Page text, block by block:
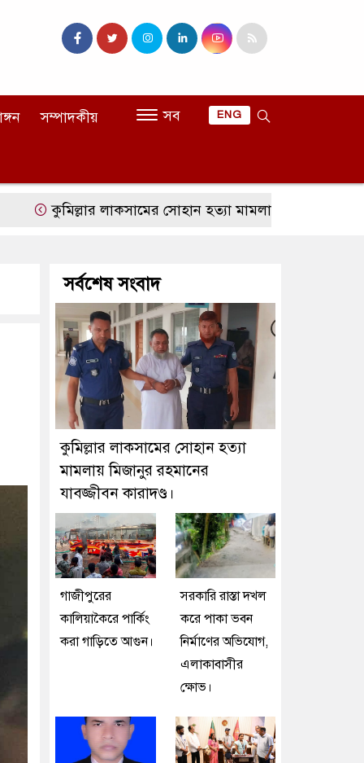
সম্পাদকীয় সব ENG
কুমিল্লার লাকসামের সোহান হত্যা মামলায় মিজানুর রহমানের
সর্বশেষ সংবাদ
কুমিল্লার লাকসামের সোহান হত্যা
মামলায় মিজানুর রহমানের
যাবজ্জীবন কারাদণ্ড।
গাজীপুরের
কালিয়াকৈরে পার্কিং
করা গাড়িতে আগুন।
সরকারি রাস্তা দখল
করে পাকা ভবন
নির্মাণের অভিযোগ,
এলাকাবাসীর
ক্ষোভ।